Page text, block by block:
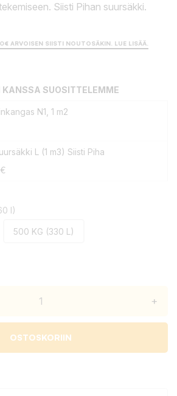
Siisti Pihan suursäkki.
ARVOISEN SIISTI NOUTOSÄKIN. LUE LISÄÄ.
SUOSITTELEMME
N1, 1 m2
L (1 m3) Siisti Piha
l)
500 KG (330 L)
+
OSTOSKORIIN